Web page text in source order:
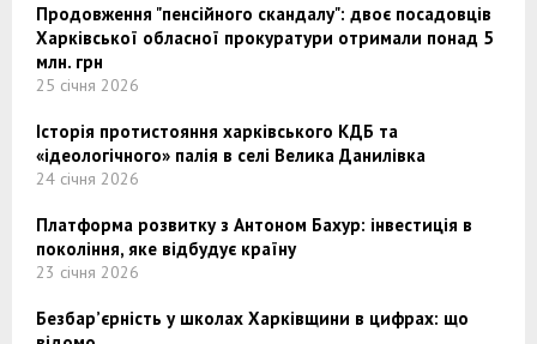
Продовження "пенсійного скандалу": двоє посадовців
Харківської обласної прокуратури отримали понад 5
млн. грн
25 січня 2026
Історія протистояння харківського КДБ та
«ідеологічного» палія в селі Велика Данилівка
24 січня 2026
Платформа розвитку з Антоном Бахур: інвестиція в
покоління, яке відбудує країну
23 січня 2026
Безбар’єрність у школах Харківщини в цифрах: що